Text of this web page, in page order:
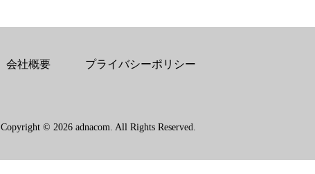
会社概要 プライバシーポリシー
Copyright © 2026 adnacom. All Rights Reserved.